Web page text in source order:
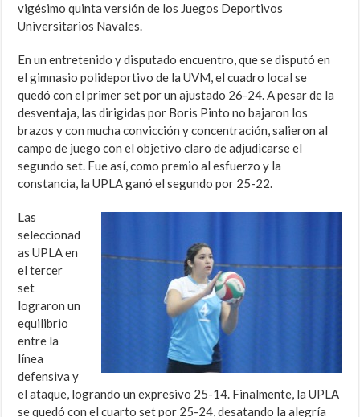
vigésimo quinta versión de los Juegos Deportivos
Universitarios Navales.
En un entretenido y disputado encuentro, que se disputó en
el gimnasio polideportivo de la UVM, el cuadro local se
quedó con el primer set por un ajustado 26-24. A pesar de la
desventaja, las dirigidas por Boris Pinto no bajaron los
brazos y con mucha convicción y concentración, salieron al
campo de juego con el objetivo claro de adjudicarse el
segundo set. Fue así, como premio al esfuerzo y la
constancia, la UPLA ganó el segundo por 25-22.
Las
seleccionad
as UPLA en
el tercer
set
lograron un
equilibrio
entre la
línea
defensiva y
el ataque, logrando un expresivo 25-14. Finalmente, la UPLA
se quedó con el cuarto set por 25-24, desatando la alegría